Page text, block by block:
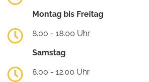
Montag bis Freitag
8.00 - 18.00 Uhr
Samstag
8.00 - 12.00 Uhr